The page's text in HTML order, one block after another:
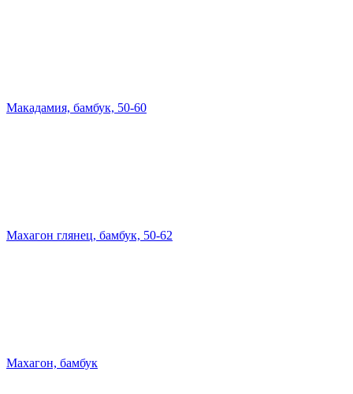
Макадамия, бамбук, 50-60
Махагон глянец, бамбук, 50-62
Махагон, бамбук